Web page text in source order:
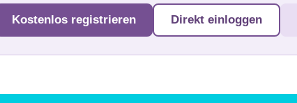
Kostenlos registrieren Direkt einloggen